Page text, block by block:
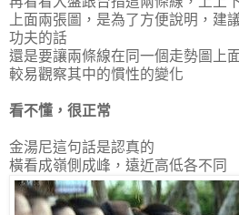
上面兩張圖，是為了方便說明，建
功夫的話
還是要讓兩條線在同一個走勢圖上
較易觀察其中的慣性的變化
看不懂，很正常
金湯尼這句話是認真的
橫看成嶺側成峰，遠近高低各不同